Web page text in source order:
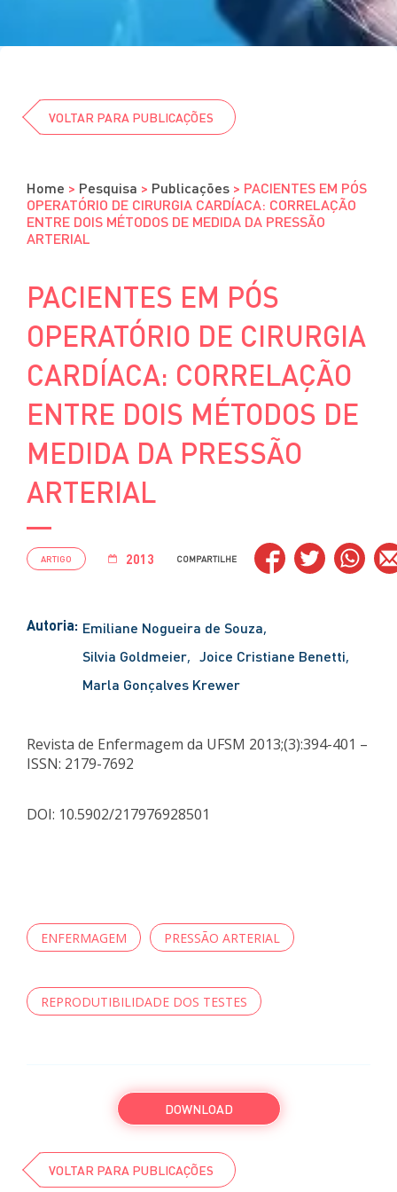
VOLTAR PARA PUBLICAÇÕES
Home > Pesquisa > Publicações > PACIENTES EM PÓS
OPERATÓRIO DE CIRURGIA CARDÍACA: CORRELAÇÃO
ENTRE DOIS MÉTODOS DE MEDIDA DA PRESSÃO
ARTERIAL
PACIENTES EM PÓS
OPERATÓRIO DE CIRURGIA
CARDÍACA: CORRELAÇÃO
ENTRE DOIS MÉTODOS DE
MEDIDA DA PRESSÃO
ARTERIAL
ARTIGO 2013 COMPARTILHE
Autoria: Emiliane Nogueira de Souza
Silvia Goldmeier
Joice Cristiane Benetti
Marla Gonçalves Krewer
Revista de Enfermagem da UFSM 2013;(3):394-401 –
ISSN: 2179-7692
DOI: 10.5902/217976928501
ENFERMAGEM PRESSÃO ARTERIAL
REPRODUTIBILIDADE DOS TESTES
DOWNLOAD
VOLTAR PARA PUBLICAÇÕES